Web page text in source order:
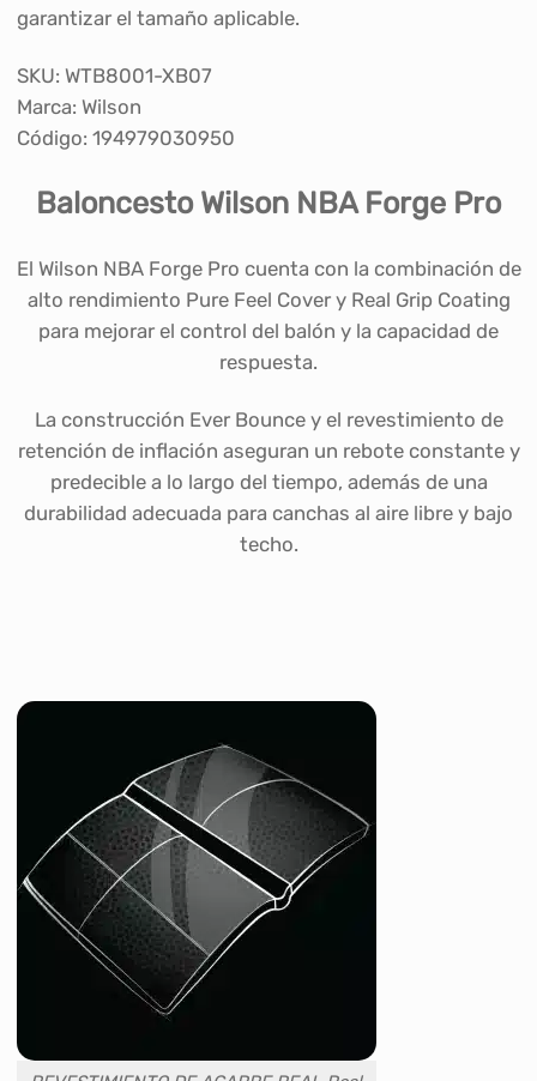
garantizar el tamaño aplicable.
SKU: WTB8001-XB07
Marca: Wilson
Código: 194979030950
Baloncesto Wilson NBA Forge Pro
El Wilson NBA Forge Pro cuenta con la combinación de
alto rendimiento Pure Feel Cover y Real Grip Coating
para mejorar el control del balón y la capacidad de
respuesta.
La construcción Ever Bounce y el revestimiento de
retención de inflación aseguran un rebote constante y
predecible a lo largo del tiempo, además de una
durabilidad adecuada para canchas al aire libre y bajo
techo.